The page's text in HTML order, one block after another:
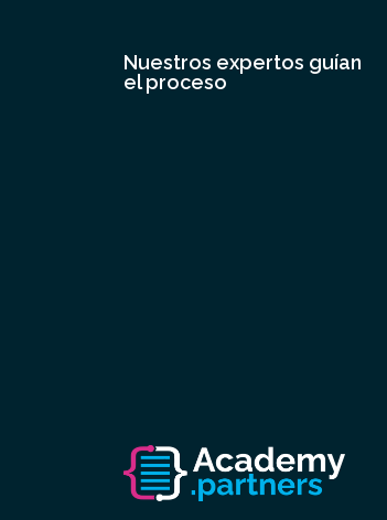
Nuestros expertos guían
el proceso